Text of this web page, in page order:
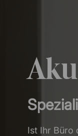
Ist Ihr Büro